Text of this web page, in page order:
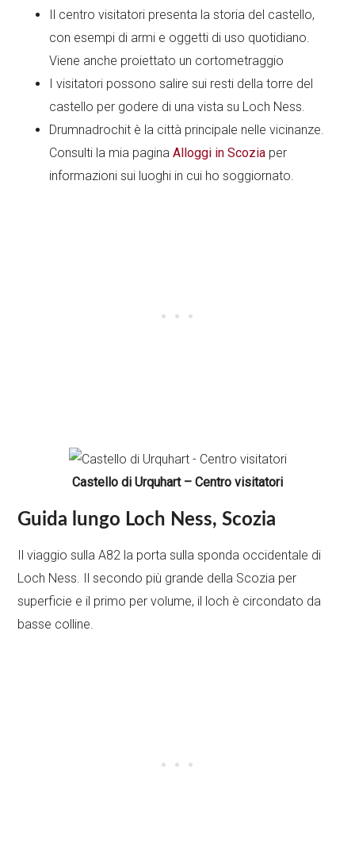
Il centro visitatori presenta la storia del castello,
con esempi di armi e oggetti di uso quotidiano.
Viene anche proiettato un cortometraggio
I visitatori possono salire sui resti della torre del
castello per godere di una vista su Loch Ness.
Drumnadrochit è la città principale nelle vicinanze.
Consulti la mia paginaAlloggi in Scozia per
informazioni sui luoghi in cui ho soggiornato.
Castello di Urquhart – Centro visitatori
Guida lungo Loch Ness, Scozia
Il viaggio sulla A82 la porta sulla sponda occidentale di
Loch Ness. Il secondo più grande della Scozia per
superficie e il primo per volume, il loch è circondato da
basse colline.